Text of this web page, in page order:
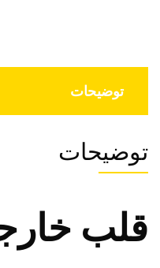
توضیحات
توضیحات
قلب